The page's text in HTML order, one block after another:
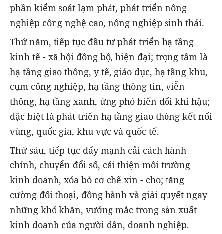
phần kiểm soát lạm phát, phát triển nông
nghiệp công nghệ cao, nông nghiệp sinh thái.
Thứ năm, tiếp tục đầu tư phát triển hạ tầng
kinh tế - xã hội đồng bộ, hiện đại; trọng tâm là
hạ tầng giao thông, y tế, giáo dục, hạ tầng khu,
cụm công nghiệp, hạ tầng thông tin, viễn
thông, hạ tầng xanh, ứng phó biến đổi khí hậu;
đặc biệt là phát triển hạ tầng giao thông kết nối
vùng, quốc gia, khu vực và quốc tế.
Thứ sáu, tiếp tục đẩy mạnh cải cách hành
chính, chuyển đổi số, cải thiện môi trường
kinh doanh, xóa bỏ cơ chế xin - cho; tăng
cường đối thoại, đồng hành và giải quyết ngay
những khó khăn, vướng mắc trong sản xuất
kinh doanh của người dân, doanh nghiệp.